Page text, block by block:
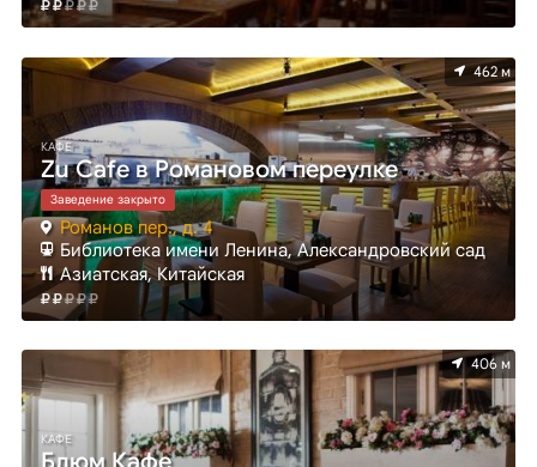
462 м
КАФЕ
Zu Cafe в Романовом переулке
Заведение закрыто
Романов пер., д. 4
Библиотека имени Ленина, Александровский сад
Азиатская, Китайская
406 м
КАФЕ